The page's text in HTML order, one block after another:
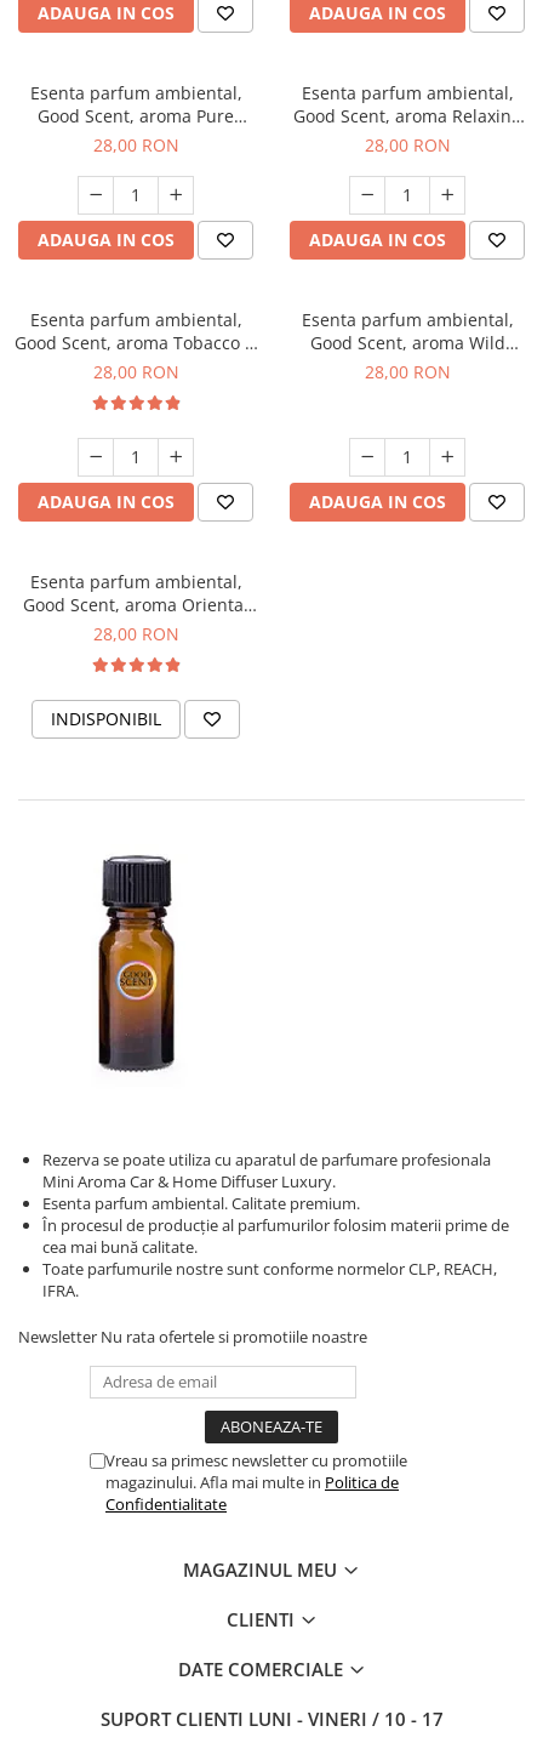
ADAUGA IN COS ADAUGA IN COS
Esenta parfum ambiental,
Good Scent, aroma Pure
White Musc, 20 g
28,00 RON
ADAUGA IN COS
Esenta parfum ambiental,
Good Scent, aroma Relaxing
Lavender, 20 g
28,00 RON
ADAUGA IN COS
Esenta parfum ambiental,
Good Scent, aroma Tobacco &
Vanilla, 20 g
28,00 RON
ADAUGA IN COS
Esenta parfum ambiental,
Good Scent, aroma Wild
Sailor, 20 g
28,00 RON
ADAUGA IN COS
Esenta parfum ambiental,
Good Scent, aroma Oriental
Amber, 20 g
28,00 RON
INDISPONIBIL
Rezerva se poate utiliza cu aparatul de parfumare profesionala
Mini Aroma Car & Home Diffuser Luxury.
Esenta parfum ambiental. Calitate premium.
În procesul de producție al parfumurilor folosim materii prime de
cea mai bună calitate.
Toate parfumurile nostre sunt conforme normelor CLP, REACH,
IFRA.
Newsletter Nu rata ofertele si promotiile noastre
Vreau sa primesc newsletter cu promotiile
magazinului. Afla mai multe in Politica de
Confidentialitate
MAGAZINUL MEU
CLIENTI
DATE COMERCIALE
SUPORT CLIENTI LUNI - VINERI / 10 - 17